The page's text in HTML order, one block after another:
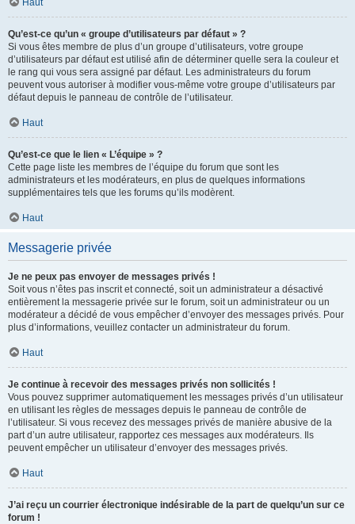
Haut
Qu’est-ce qu’un « groupe d’utilisateurs par défaut » ?
Si vous êtes membre de plus d’un groupe d’utilisateurs, votre groupe
d’utilisateurs par défaut est utilisé afin de déterminer quelle sera la couleur et
le rang qui vous sera assigné par défaut. Les administrateurs du forum
peuvent vous autoriser à modifier vous-même votre groupe d’utilisateurs par
défaut depuis le panneau de contrôle de l’utilisateur.
Haut
Qu’est-ce que le lien « L’équipe » ?
Cette page liste les membres de l’équipe du forum que sont les
administrateurs et les modérateurs, en plus de quelques informations
supplémentaires tels que les forums qu’ils modèrent.
Haut
Messagerie privée
Je ne peux pas envoyer de messages privés !
Soit vous n’êtes pas inscrit et connecté, soit un administrateur a désactivé
entièrement la messagerie privée sur le forum, soit un administrateur ou un
modérateur a décidé de vous empêcher d’envoyer des messages privés. Pour
plus d’informations, veuillez contacter un administrateur du forum.
Haut
Je continue à recevoir des messages privés non sollicités !
Vous pouvez supprimer automatiquement les messages privés d’un utilisateur
en utilisant les règles de messages depuis le panneau de contrôle de
l’utilisateur. Si vous recevez des messages privés de manière abusive de la
part d’un autre utilisateur, rapportez ces messages aux modérateurs. Ils
peuvent empêcher un utilisateur d’envoyer des messages privés.
Haut
J’ai reçu un courrier électronique indésirable de la part de quelqu’un sur ce
forum !